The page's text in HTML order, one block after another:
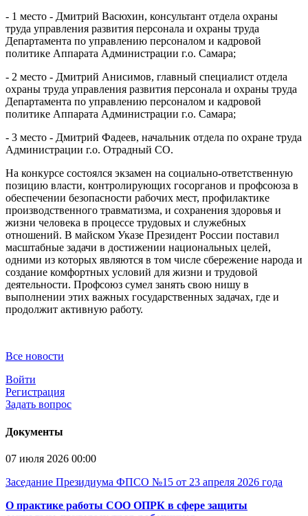
- 1 место - Дмитрий Васюхин, консультант отдела охраны
труда управления развития персонала и охраны труда
Департамента по управлению персоналом и кадровой
политике Аппарата Администрации г.о. Самара;
- 2 место - Дмитрий Анисимов, главный специалист отдела
охраны труда управления развития персонала и охраны труда
Департамента по управлению персоналом и кадровой
политике Аппарата Администрации г.о. Самара;
- 3 место - Дмитрий Фадеев, начальник отдела по охране труда
Администрации г.о. Отрадный СО.
На конкурсе состоялся экзамен на социально-ответственную
позицию власти, контролирующих госорганов и профсоюза в
обеспечении безопасности рабочих мест, профилактике
производственного травматизма, и сохранения здоровья и
жизни человека в процессе трудовых и служебных
отношений. В майском Указе Президент России поставил
масштабные задачи в достижении национальных целей,
одними из которых являются в том числе сбережение народа и
создание комфортных условий для жизни и трудовой
деятельности. Профсоюз сумел занять свою нишу в
выполнении этих важных государственных задачах, где и
продолжит активную работу.
Все новости
Войти
Регистрация
Задать вопрос
Документы
07 июля 2026 00:00
Заседание Президиума ФПСО №15 от 23 апреля 2026 года
О практике работы СОО ОПРК в сфере защиты